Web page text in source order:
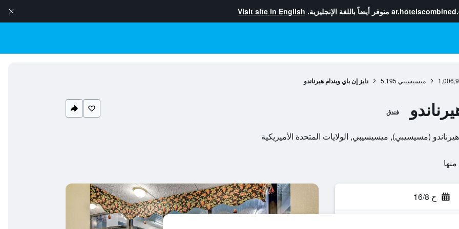
متوفر أيضاً باللغة الإنجليزية. Visit site in English
ميسيسيبي 5,195 دايز إن باي ويندام هيرناندو
فندق
ح 16/8